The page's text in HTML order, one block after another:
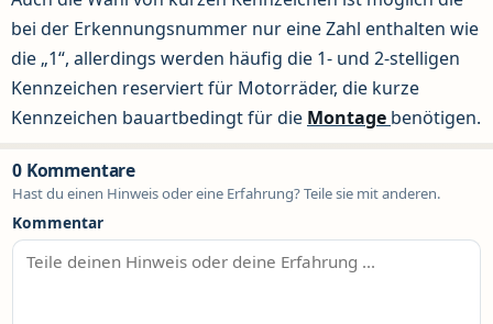
bei der Erkennungsnummer nur eine Zahl enthalten wie
die „1“, allerdings werden häufig die 1- und 2-stelligen
Kennzeichen reserviert für Motorräder, die kurze
Kennzeichen bauartbedingt für die Montage benötigen.
0 Kommentare
Hast du einen Hinweis oder eine Erfahrung? Teile sie mit anderen.
Kommentar